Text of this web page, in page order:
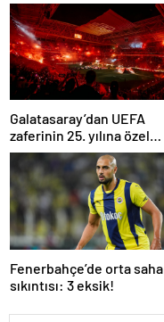
Galatasaray’dan UEFA
zaferinin 25. yılına özel
buluşma!
Fenerbahçe’de orta saha
sıkıntısı: 3 eksik!